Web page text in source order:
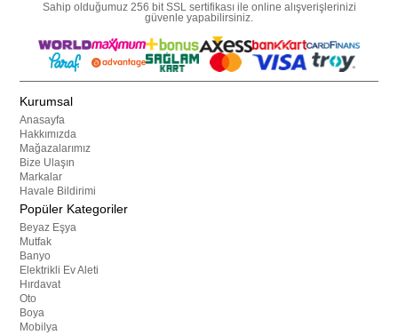
Sahip olduğumuz 256 bit SSL sertifikası ile online alışverişlerinizi
güvenle yapabilirsiniz.
Kurumsal
Anasayfa
Hakkımızda
Mağazalarımız
Bize Ulaşın
Markalar
Havale Bildirimi
Popüler Kategoriler
Beyaz Eşya
Mutfak
Banyo
Elektrikli Ev Aleti
Hırdavat
Oto
Boya
Mobilya